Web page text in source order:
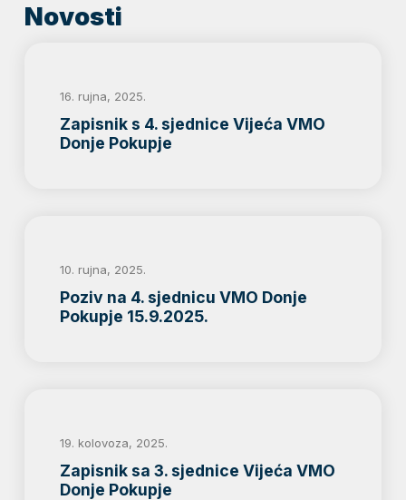
Novosti
16. rujna, 2025.
Zapisnik s 4. sjednice Vijeća VMO
Donje Pokupje
10. rujna, 2025.
Poziv na 4. sjednicu VMO Donje
Pokupje 15.9.2025.
19. kolovoza, 2025.
Zapisnik sa 3. sjednice Vijeća VMO
Donje Pokupje